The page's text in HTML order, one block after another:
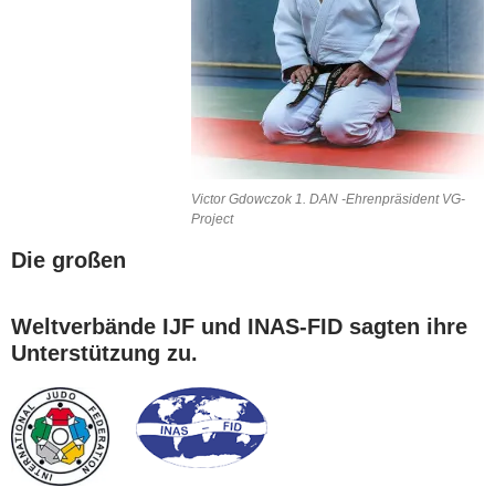
Victor Gdowczok 1. DAN -Ehrenpräsident VG-
Project
Die großen
Weltverbände IJF und INAS-FID sagten ihre
Unterstützung zu.